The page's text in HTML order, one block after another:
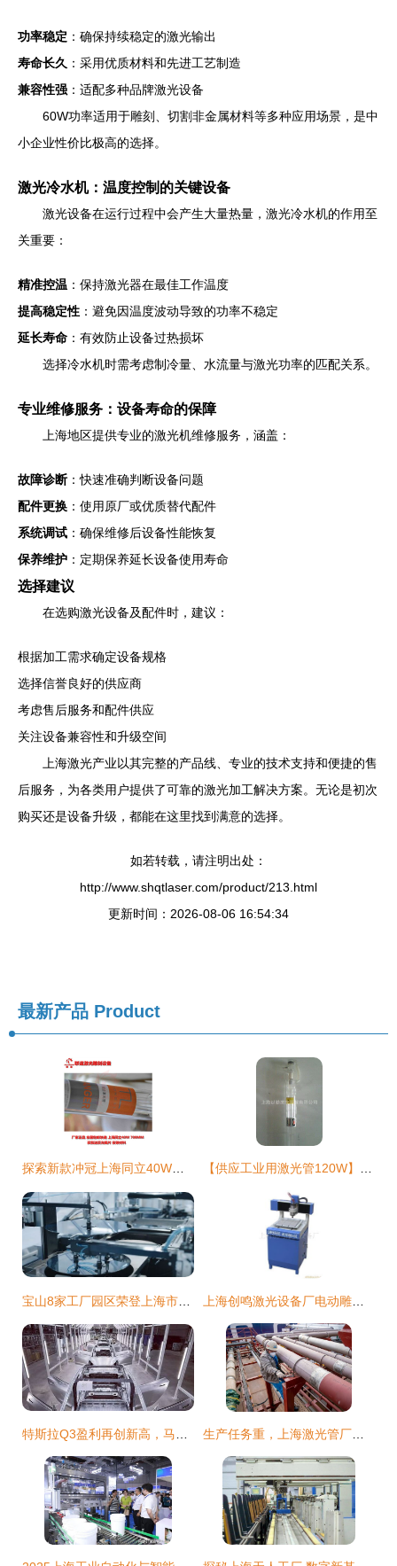
功率稳定 ：确保持续稳定的激光输出
寿命长久 ：采用优质材料和先进工艺制造
兼容性强 ：适配多种品牌激光设备
60W功率适用于雕刻、切割非金属材料等多种应用场景，是中
小企业性价比极高的选择。
激光冷水机：温度控制的关键设备
激光设备在运行过程中会产生大量热量，激光冷水机的作用至
关重要：
精准控温 ：保持激光器在最佳工作温度
提高稳定性 ：避免因温度波动导致的功率不稳定
延长寿命 ：有效防止设备过热损坏
选择冷水机时需考虑制冷量、水流量与激光功率的匹配关系。
专业维修服务：设备寿命的保障
上海地区提供专业的激光机维修服务，涵盖：
故障诊断 ：快速准确判断设备问题
配件更换 ：使用原厂或优质替代配件
系统调试 ：确保维修后设备性能恢复
保养维护 ：定期保养延长设备使用寿命
选择建议
在选购激光设备及配件时，建议：
根据加工需求确定设备规格
选择信誉良好的供应商
考虑售后服务和配件供应
关注设备兼容性和升级空间
上海激光产业以其完整的产品线、专业的技术支持和便捷的售
后服务，为各类用户提供了可靠的激光加工解决方案。无论是初次
购买还是设备升级，都能在这里找到满意的选择。
如若转载，请注明出处：
http://www.shqtlaser.com/product/213.html
更新时间：2026-08-06 16:54:34
最新产品 Product